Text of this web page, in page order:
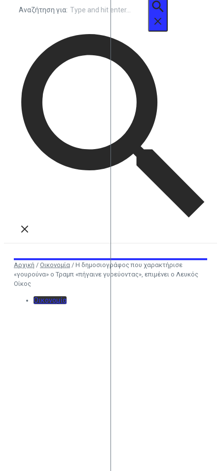
Αναζήτηση για:
Αρχική / Οικονομία / Η δημοσιογράφος που χαρακτήρισε
«γουρούνα» ο Τραμπ «πήγαινε γυρεύοντας», επιμένει ο Λευκός
Οίκος
Οικονομία